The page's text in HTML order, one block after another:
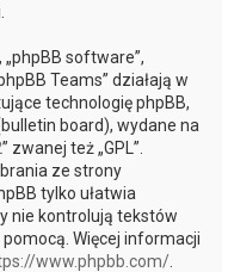
„phpBB software”,
Teams” działają w
technologię phpBB,
board), wydane na
” zwanej też „GPL”.
ze strony
tylko ułatwia
nie kontrolują tekstów
Więcej informacji
www.phpbb.com/